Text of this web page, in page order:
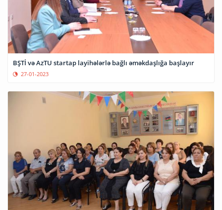
BŞTİ və AzTU startap layihələrlə bağlı əməkdaşlığa başlayır
27-01-2023